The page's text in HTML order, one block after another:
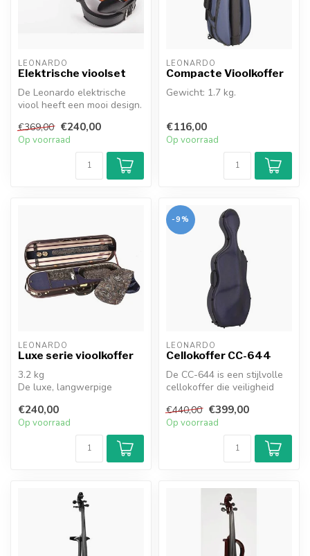
LEONARDO
Elektrische vioolset
De Leonardo elektrische
viool heeft een mooi design.
€369,00 €240,00
Op voorraad
LEONARDO
Compacte Vioolkoffer
Gewicht: 1.7 kg.
een lichtgewicht koffer voor
uw vi...
€116,00
Op voorraad
LEONARDO
Luxe serie vioolkoffer
3.2 kg
De luxe, langwerpige
vioolkoffer is vervaardigd op
basis...
€240,00
Op voorraad
-9%
LEONARDO
Cellokoffer CC-644
De CC-644 is een stijlvolle
cellokoffer die veiligheid
€440,00 €399,00
Op voorraad